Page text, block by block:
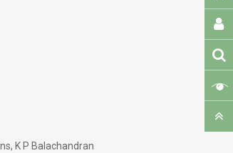
K P Balachandran